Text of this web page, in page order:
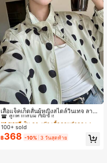
เสื้อแจ็คเก็ตสั้นผู้หญิงสไตล์วินเทจ ลายจุ
ดขนาดใหญ่ คอตั้ง เอวเข้ารูป แขนพอง
ทรงหลวม แฟชั่นอเนกประสงค์ สำหรับใ
ส่ประจำวันและไปเที่ยวพักผ่อน
#1 ขายดี
ใน กระเป๋า เสื้อคลุมลำลอง
ลูกค้ากลับมาซื้อซ้ำ!
#1 ขายดี ใน กระเป๋า เสื้อคลุมลำลอง
ลูกค้ากลับมาซื้อซ้ำ!
#1 ขายดี ใน กระเป๋า เสื้อคลุมลำลอง
ลูกค้ากลับมาซื้อซ้ำ!
#1 ขายดี ใน กระเป๋า เสื้อคลุมลำลอง
100+ sold
฿368 -10% 3 วันสุดท้าย